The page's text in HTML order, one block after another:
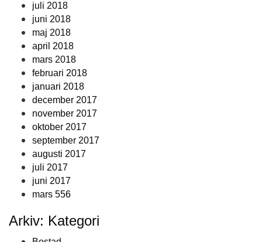
juli 2018
juni 2018
maj 2018
april 2018
mars 2018
februari 2018
januari 2018
december 2017
november 2017
oktober 2017
september 2017
augusti 2017
juli 2017
juni 2017
mars 556
Arkiv: Kategori